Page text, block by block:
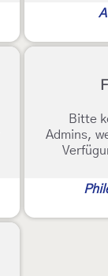
Bitte
Admins,